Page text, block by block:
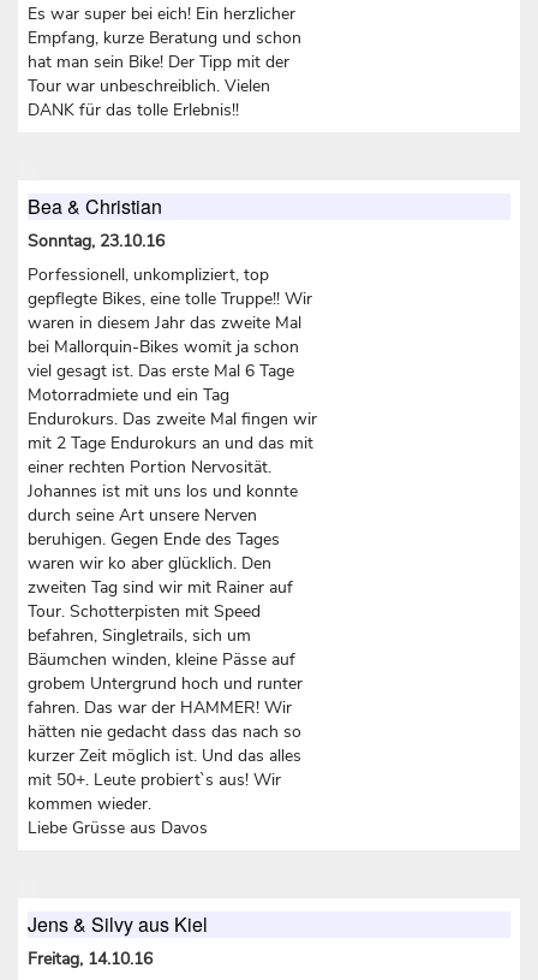
Es war super bei eich! Ein herzlicher
Empfang, kurze Beratung und schon
hat man sein Bike! Der Tipp mit der
Tour war unbeschreiblich. Vielen
DANK für das tolle Erlebnis!!
Bea & Christian
Sonntag, 23.10.16
Porfessionell, unkompliziert, top
gepflegte Bikes, eine tolle Truppe!! Wir
waren in diesem Jahr das zweite Mal
bei Mallorquin-Bikes womit ja schon
viel gesagt ist. Das erste Mal 6 Tage
Motorradmiete und ein Tag
Endurokurs. Das zweite Mal fingen wir
mit 2 Tage Endurokurs an und das mit
einer rechten Portion Nervosität.
Johannes ist mit uns los und konnte
durch seine Art unsere Nerven
beruhigen. Gegen Ende des Tages
waren wir ko aber glücklich. Den
zweiten Tag sind wir mit Rainer auf
Tour. Schotterpisten mit Speed
befahren, Singletrails, sich um
Bäumchen winden, kleine Pässe auf
grobem Untergrund hoch und runter
fahren. Das war der HAMMER! Wir
hätten nie gedacht dass das nach so
kurzer Zeit möglich ist. Und das alles
mit 50+. Leute probiert`s aus! Wir
kommen wieder.
Liebe Grüsse aus Davos
Jens & Silvy aus Kiel
Freitag, 14.10.16